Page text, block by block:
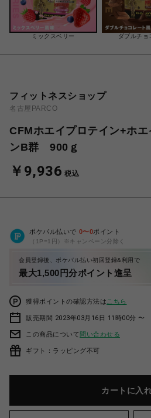
ミックスベリー ダブルチョ
フィットネスショップ
名古屋PARCO
CFMホエイプロテイン+ホエ
ンB群 900ｇ
￥9,936 税込
ポケパル払いで 0〜0ポイント
（1P=1円）※キャンペーン分除く
会員登録後、ポケパル払い初回登録&利用で
最大1,500円分ポイント進呈
獲得ポイントの確認方法は こちら
販売期間 2023年03月16日 11時00分 〜
この商品について問い合わせる
ギフト：ラッピング不可
カートに入